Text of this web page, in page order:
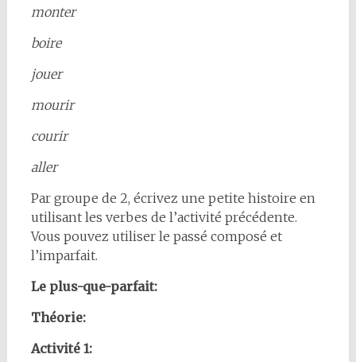
monter
boire
jouer
mourir
courir
aller
Par groupe de 2, écrivez une petite histoire en
utilisant les verbes de l’activité précédente.
Vous pouvez utiliser le passé composé et
l’imparfait.
Le plus-que-parfait:
Théorie:
Activité 1: